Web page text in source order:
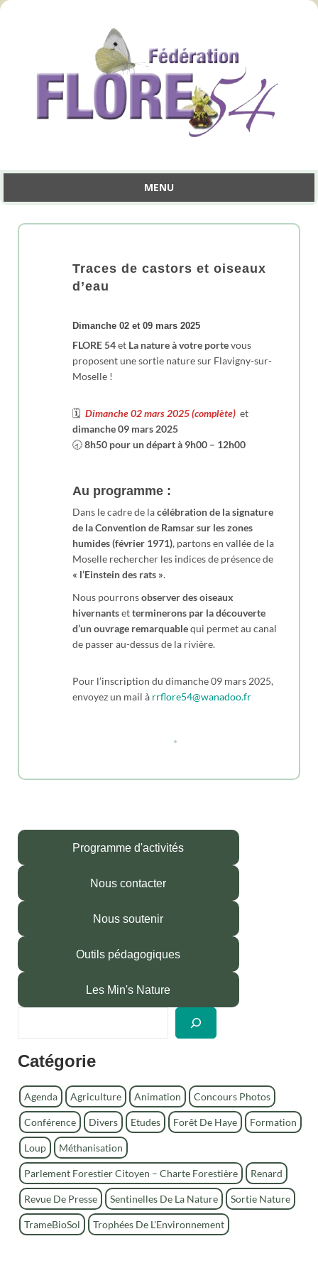
MENU
Aller
Traces de castors et oiseaux
d’eau
Dimanche 02 et 09 mars 2025
FLORE 54et La nature à votre portevous
proposent une sortie nature sur Flavigny-sur-
Moselle !
​🗓️​ Dimanche 02 mars 2025 (complète) et
dimanche 09 mars 2025
🕣​8h50 pour un départ à 9h00 – 12h00
Au programme :
Dans le cadre de lacélébration de la signature
de la Convention de Ramsar sur les zones
humides (février 1971), partons en vallée de la
Moselle rechercher les indices de présence de
« l’Einsteindes rats ».
Nous pourronsobserver des oiseaux
hivernantsetterminerons par la découverte
d’un ouvrage remarquablequi permet au canal
de passer au-dessus de la rivière.
Pour l’inscription du dimanche 09 mars 2025,
envoyez un mail à rrflore54@wanadoo.fr
Programme d'activités
Nous contacter
Nous soutenir
Outils pédagogiques
Les Min's Nature
h
r
c
e
r
Catégorie
Agenda Agriculture Animation Concours Photos
Conférence Divers Etudes Forêt De Haye Formation
Loup Méthanisation
Parlement Forestier Citoyen – Charte Forestière Renard
Revue De Presse Sentinelles De La Nature Sortie Nature
TrameBioSol Trophées De L'Environnement